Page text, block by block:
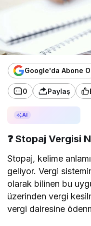
Google'da Abone
0 Paylaş
AI
❓ Stopaj Vergisi
Stopaj, kelime
geliyor. Vergi
olarak bilinen bu
üzerinden vergi
vergi dairesine